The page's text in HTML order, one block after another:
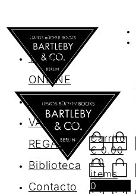
AGENDA
TIENDA
ONLINE
Nosotros
VALES DE
REGALO
Biblioteca
Contacto
Carrito
€0.00
/ 0
items
0